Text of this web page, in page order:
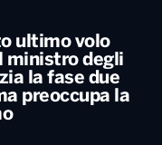
ultimo volo
ministro degli
la fase due
preoccupa la